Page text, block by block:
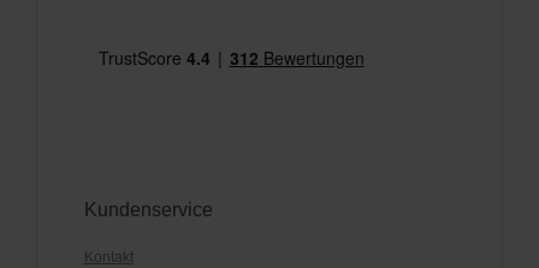
Kundenservice
Kontakt